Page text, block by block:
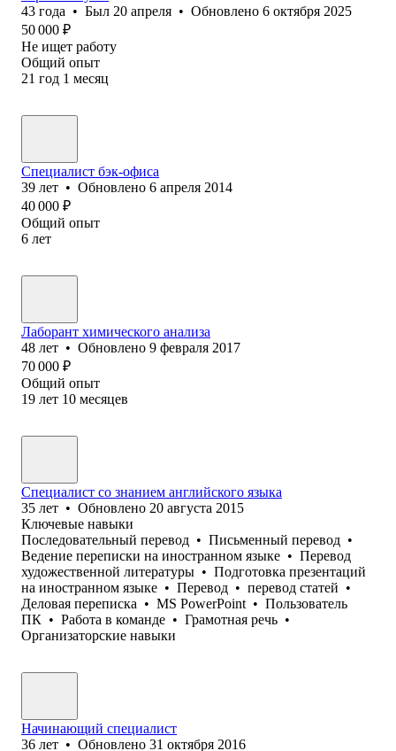
43 года • Был 20 апреля • Обновлено 6 октября 2025
50 000 ₽
Не ищет работу
Общий опыт
21 год 1 месяц
Специалист бэк-офиса
39 лет • Обновлено 6 апреля 2014
40 000 ₽
Общий опыт
6 лет
Лаборант химического анализа
48 лет • Обновлено 9 февраля 2017
70 000 ₽
Общий опыт
19 лет 10 месяцев
Специалист со знанием английского языка
35 лет • Обновлено 20 августа 2015
Ключевые навыки
Последовательный перевод • Письменный перевод •
Ведение переписки на иностранном языке • Перевод
художественной литературы • Подготовка презентаций
на иностранном языке • Перевод • перевод статей •
Деловая переписка • MS PowerPoint • Пользователь
ПК • Работа в команде • Грамотная речь •
Организаторские навыки
Начинающий специалист
36 лет • Обновлено 31 октября 2016